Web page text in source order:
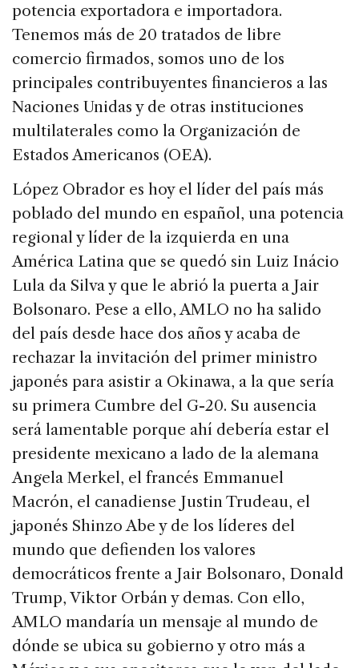
potencia exportadora e importadora.
Tenemos más de 20 tratados de libre
comercio firmados, somos uno de los
principales contribuyentes financieros a las
Naciones Unidas y de otras instituciones
multilaterales como la Organización de
Estados Americanos (OEA).
López Obrador es hoy el líder del país más
poblado del mundo en español, una potencia
regional y líder de la izquierda en una
América Latina que se quedó sin Luiz Inácio
Lula da Silva y que le abrió la puerta a Jair
Bolsonaro. Pese a ello, AMLO no ha salido
del país desde hace dos años y acaba de
rechazar la invitación del primer ministro
japonés para asistir a Okinawa, a la que sería
su primera Cumbre del G-20. Su ausencia
será lamentable porque ahí debería estar el
presidente mexicano a lado de la alemana
Angela Merkel, el francés Emmanuel
Macrón, el canadiense Justin Trudeau, el
japonés Shinzo Abe y de los líderes del
mundo que defienden los valores
democráticos frente a Jair Bolsonaro, Donald
Trump, Viktor Orbán y demas. Con ello,
AMLO mandaría un mensaje al mundo de
dónde se ubica su gobierno y otro más a